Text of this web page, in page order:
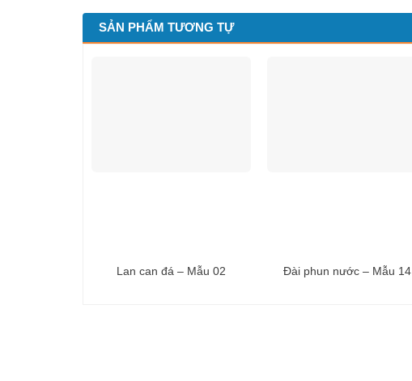
SẢN PHẨM TƯƠNG TỰ
Lan can đá – Mẫu 02 Đài phun nước – Mẫu 14